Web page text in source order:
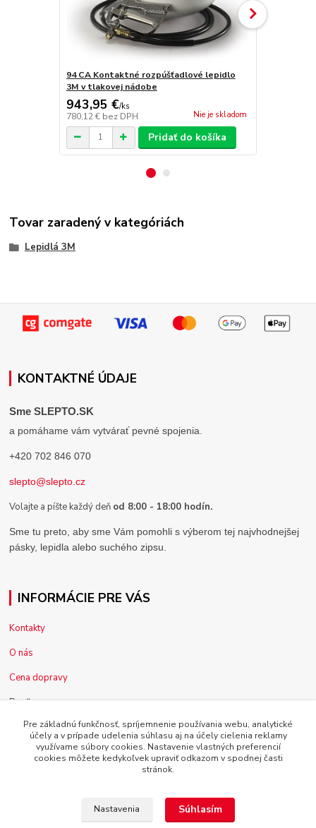
94 CA Kontaktné rozpúšťadlové lepidlo
3M v tlakovej nádobe
943,95 €/ks
780,12 € bez DPH Nie je skladom
Pridať do košíka
Tovar zaradený v kategóriách
Lepidlá 3M
KONTAKTNÉ ÚDAJE
Sme SLEPTO.SK
a pomáhame vám vytvárať pevné spojenia.
+420 702 846 070
slepto@slepto.cz
Volajte a píšte každý deň od 8:00 - 18:00 hodín.
Sme tu preto, aby sme Vám pomohli s výberom tej najvhodnejšej
pásky, lepidla alebo suchého zipsu.
INFORMÁCIE PRE VÁS
Kontakty
O nás
Cena dopravy
Pre firmy
Reklamácia tovaru
Obchodné podmienky
Pre základnú funkčnosť, spríjemnenie používania webu, analytické
účely a v prípade udelenia súhlasu aj na účely cielenia reklamy
využívame súbory cookies. Nastavenie vlastných preferencií
cookies môžete kedykoľvek upraviť odkazom v spodnej časti
stránok.
Nastavenia Súhlasím